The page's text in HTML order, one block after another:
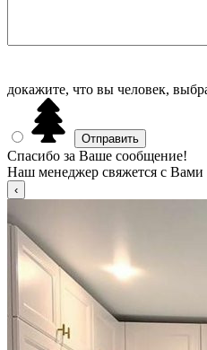
докажите, что вы человек,
Спасибо за Ваше сообщение!
Наш менеджер свяжется с